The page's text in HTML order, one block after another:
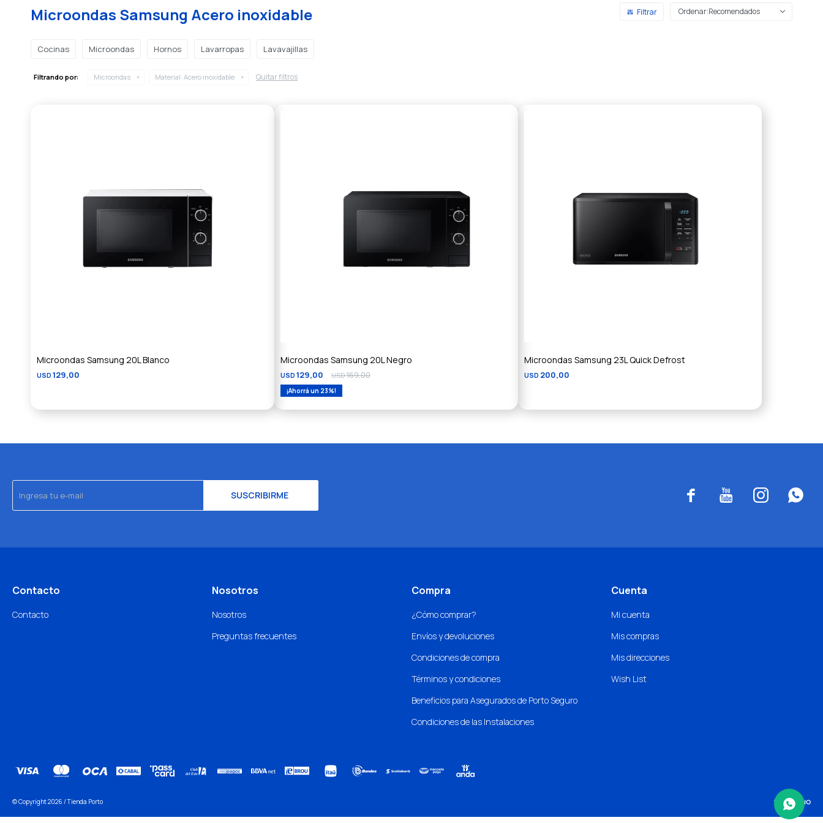
Microondas Samsung Acero inoxidable Recomendados
Cocinas Microondas Hornos Lavarropas Lavavajillas
Filtrando por: Microondas Material: Acero inoxidable Quitar filtros
Microondas Samsung 20L Blanco
USD 129,00
Microondas Samsung 20L Negro
USD 129,00 USD169,00
23
Microondas Samsung 23L Quick Defrost
USD 200,00
SUSCRIBIRME    
Contacto
Contacto
Nosotros
Nosotros
Preguntas frecuentes
Compra
¿Cómo comprar?
Envíos y devoluciones
Condiciones de compra
Términos y condiciones
Beneficios para Asegurados de Porto Seguro
Condiciones de las Instalaciones
Cuenta
Mi cuenta
Mis compras
Mis direcciones
Wish List
© Copyright 2026 / Tienda Porto